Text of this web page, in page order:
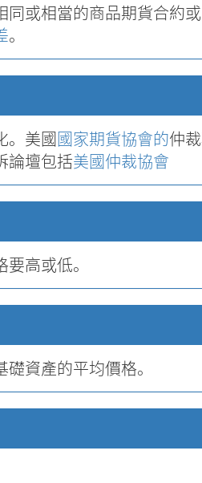
或相當的商品期貨合約
。
。美國國家期貨協會的仲
論壇包括美國仲裁協會
高或低。
資產的平均價格。